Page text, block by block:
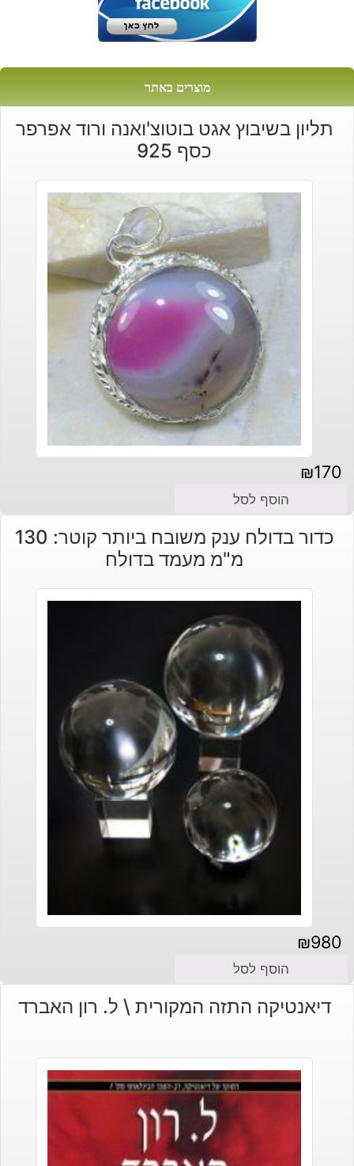
מוצרים באתר
תליון בשיבוץ אגט בוטוצ'ואנה ורוד אפרפר
כסף 925
₪170
הוסף לסל
כדור בדולח ענק משובח ביותר קוטר: 130
מ"מ מעמד בדולח
₪980
הוסף לסל
דיאנטיקה התזה המקורית \ ל. רון האברד